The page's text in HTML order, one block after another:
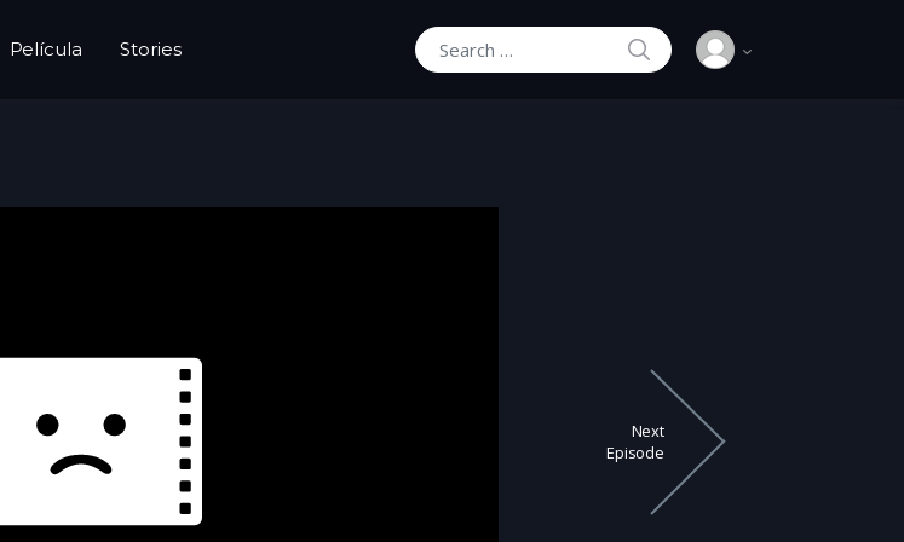
Película Stories
Search for:
SEARCH
Next
Episode